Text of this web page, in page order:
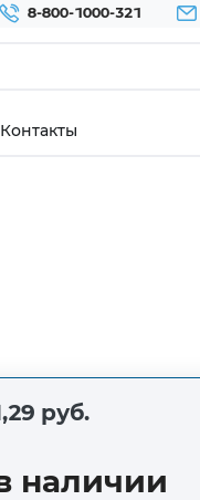
8-800-1000-321
Контакты
руб.
наличии